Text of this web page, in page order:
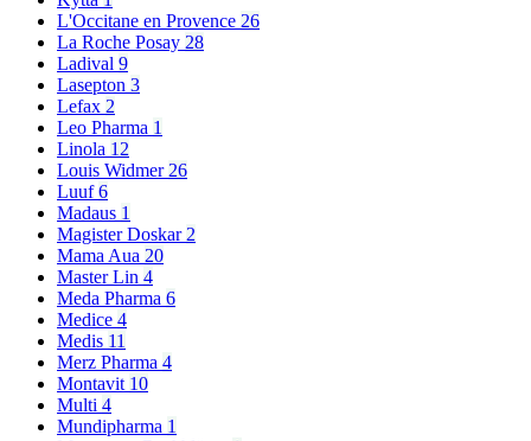
L'Occitane en Provence 26
La Roche Posay 28
Ladival 9
Lasepton 3
Lefax 2
Leo Pharma 1
Linola 12
Louis Widmer 26
Luuf6
Madaus 1
Magister Doskar 2
Mama Aua 20
Master Lin 4
Meda Pharma 6
Medice 4
Medis 11
Merz Pharma 4
Montavit 10
Multi 4
Mundipharma 1